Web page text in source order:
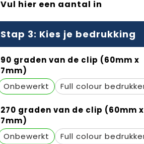
Vul hier een aantal in
Stap 3: Kies je bedrukking
90 graden van de clip (60mm x
7mm)
Onbewerkt
Full colour
270 graden van de clip (60mm x
7mm)
Onbewerkt
Full colour